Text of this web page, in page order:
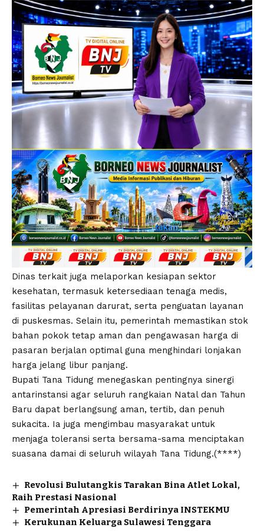
Dinas terkait juga melaporkan kesiapan sektor
kesehatan, termasuk ketersediaan tenaga medis,
fasilitas pelayanan darurat, serta penguatan layanan
di puskesmas. Selain itu, pemerintah memastikan stok
bahan pokok tetap aman dan pengawasan harga di
pasaran berjalan optimal guna menghindari lonjakan
harga jelang libur panjang.
Bupati Tana Tidung menegaskan pentingnya sinergi
antarinstansi agar seluruh rangkaian Natal dan Tahun
Baru dapat berlangsung aman, tertib, dan penuh
sukacita. Ia juga mengimbau masyarakat untuk
menjaga toleransi serta bersama-sama menciptakan
suasana damai di seluruh wilayah Tana Tidung.(****)
Revolusi Bulutangkis Tarakan Bina Atlet Lokal,
Raih Prestasi Nasional
Pemerintah Apresiasi Berdirinya INSTEKMU
Kerukunan Keluarga Sulawesi Tenggara